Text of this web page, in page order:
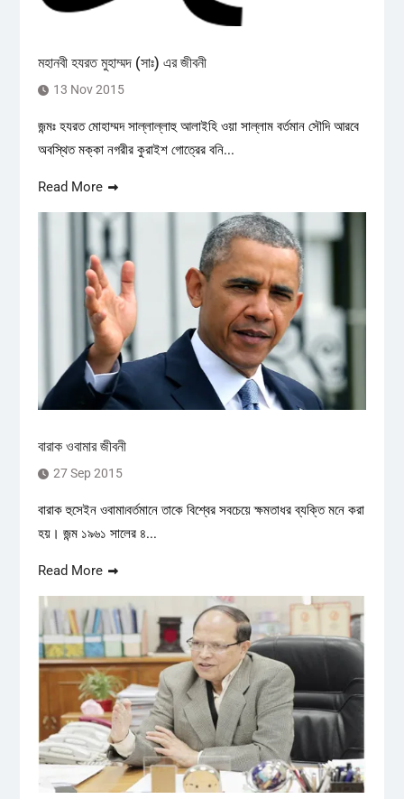
মহানবী হযরত মুহাম্মদ (সাঃ) এর জীবনী
13 Nov 2015
জন্মঃ হযরত মোহাম্মদ সাল্লাল্লাহু আলাইহি ওয়া সাল্লাম বর্তমান সৌদি আরবে
অবস্থিত মক্কা নগরীর কুরাইশ গোত্রের বনি...
Read More
বারাক ওবামার জীবনী
27 Sep 2015
বারাক হুসেইন ওবামা৷বর্তমানে তাকে বিশ্বের সবচেয়ে ক্ষমতাধর ব্যক্তি মনে করা
হয়। জন্ম ১৯৬১ সালের ৪...
Read More